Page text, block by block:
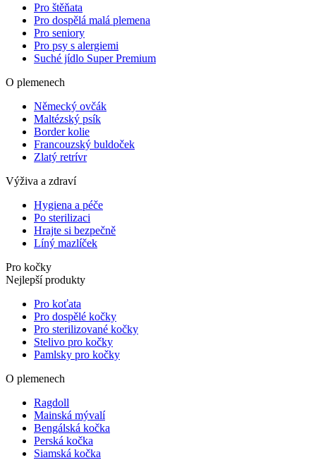
Pro štěňata
Pro dospělá malá plemena
Pro seniory
Pro psy s alergiemi
Suché jídlo Super Premium
O plemenech
Německý ovčák
Maltézský psík
Border kolie
Francouzský buldoček
Zlatý retrívr
Výživa a zdraví
Hygiena a péče
Po sterilizaci
Hrajte si bezpečně
Líný mazlíček
Pro kočky
Nejlepší produkty
Pro koťata
Pro dospělé kočky
Pro sterilizované kočky
Stelivo pro kočky
Pamlsky pro kočky
O plemenech
Ragdoll
Mainská mývalí
Bengálská kočka
Perská kočka
Siamská kočka